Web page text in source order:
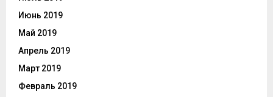
Июнь 2019
Май 2019
Апрель 2019
Март 2019
Февраль 2019